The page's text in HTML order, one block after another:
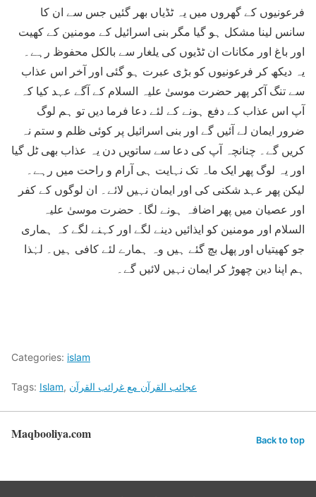
فرعونیوں کے گھروں میں یہ ٹڈیاں بھر گئیں جس سے ان کا
سانس لینا مشکل ہو گیا مگر بنی اسرائیل کے مومنین کے کھیت
اور باغ اور مکانات ان ٹڈیوں کی یلغار سے بالکل محفوظ رہے۔
یہ دیکھ کر فرعونیوں کو بڑی عبرت ہو گئی اور آخر اس عذاب
سے تنگ آکر پھر حضرت موسیٰ علیہ السلام کے آگے عہد کیا کہ
آپ اس عذاب کے دفع ہونے کے لئے دعا فرما دیں تو ہم لوگ
ضرور ایمان لے آئیں گے اور بنی اسرائیل پر کوئی ظلم و ستم نہ
کریں گے۔ چنانچہ آپ کی دعا سے ساتویں دن یہ عذاب بھی ٹل گیا
اور یہ لوگ پھر ایک ماہ تک نہایت ہی آرام و راحت میں رہے۔
لیکن پھر عہد شکنی کی اور ایمان نہیں لائے۔ ان لوگوں کے کفر
اور عصیان میں پھر اضافہ ہونے لگا۔ حضرت موسیٰ علیہ
السلام اور مومنین کو ایذائیں دینے لگے اور کہنے لگے کہ ہماری
جو کھیتیاں اور پھل بچ گئے ہیں وہ ہمارے لئے کافی ہیں۔ لہٰذا
ہم اپنا دین چھوڑ کر ایمان نہیں لائیں گے۔
Categories: islam
Tags: Islam, عجائب القرآن مع غرائب القرآن
Maqbooliya.com Back to top